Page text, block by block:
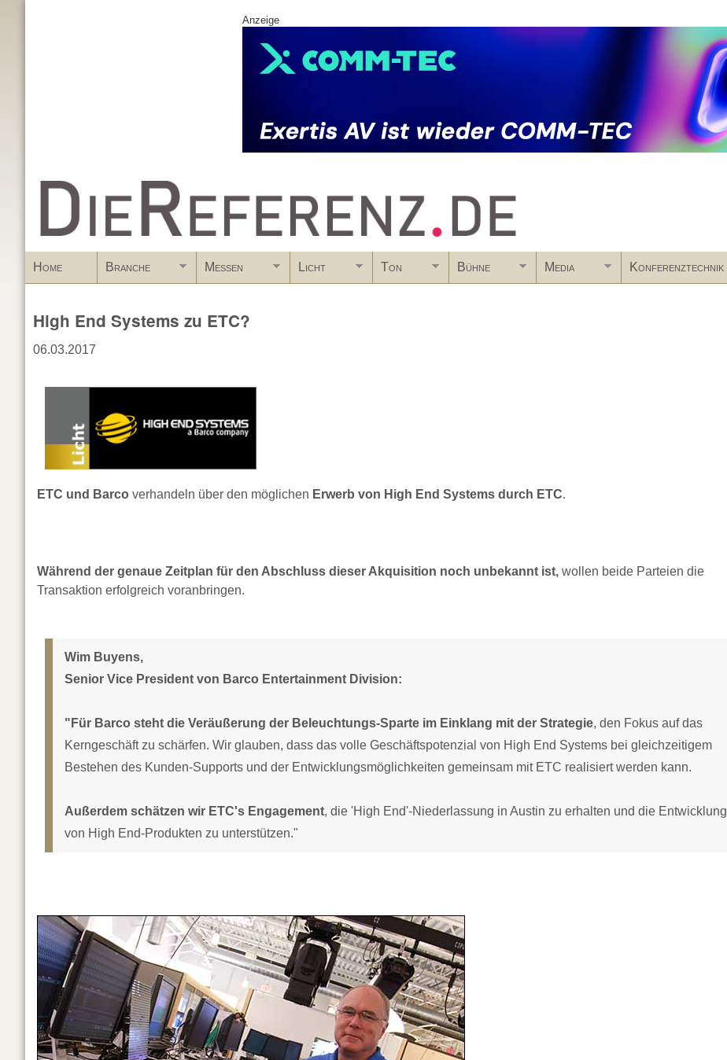
Anzeige
www.DieReferenz.de
Home Branche Messen Licht Ton Bühne Media Konferenztechnik
High End Systems zu ETC?
06.03.2017
ETC und Barco verhandeln über den möglichen Erwerb von High End Systems durch ETC.
Während der genaue Zeitplan für den Abschluss dieser Akquisition noch unbekannt ist, wollen beide Parteien die
Transaktion erfolgreich voranbringen.
Wim Buyens,
Senior Vice President von Barco Entertainment Division:
"Für Barco steht die Veräußerung der Beleuchtungs-Sparte im Einklang mit der Strategie, den Fokus auf das
Kerngeschäft zu schärfen. Wir glauben, dass das volle Geschäftspotenzial von High End Systems bei gleichzeitigem
Bestehen des Kunden-Supports und der Entwicklungsmöglichkeiten gemeinsam mit ETC realisiert werden kann.
Außerdem schätzen wir ETC's Engagement, die 'High End'-Niederlassung in Austin zu erhalten und die Entwicklung
von High End-Produkten zu unterstützen."